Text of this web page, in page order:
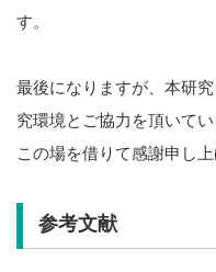
す。
最後になりますが、本研
究環境とご協力を頂いて
この場を借りて感謝申し上
参考文献